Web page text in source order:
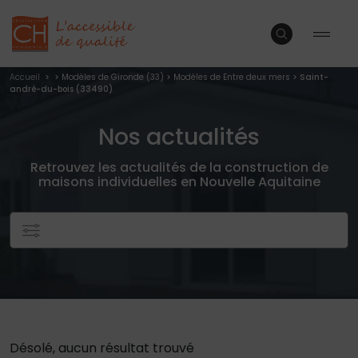
Accueil > > Modèles de Gironde (33) > Modèles de Entre deux mers > Saint-
andré-du-bois (33490)
Nos actualités
Retrouvez les actualités de la construction de
maisons individuelles en Nouvelle Aquitaine
Désolé, aucun résultat trouvé